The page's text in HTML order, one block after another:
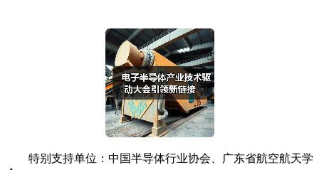
特别支持单位：中国半导体行业协会、广东省航空航天学